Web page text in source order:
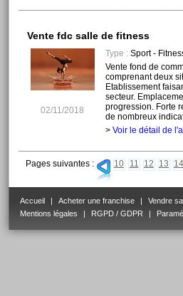
Vente fdc salle de fitness
02/11/2018
Type :Sport -
Vente fond de
comprenant deux
Etablissement
secteur.
progression. Forte
de nombreux
> Voir le détail de
Pages suivantes : 10 11 12 13 14
Accueil Acheter une franchise Vendre
Mentions légales
RGPD / GDPR